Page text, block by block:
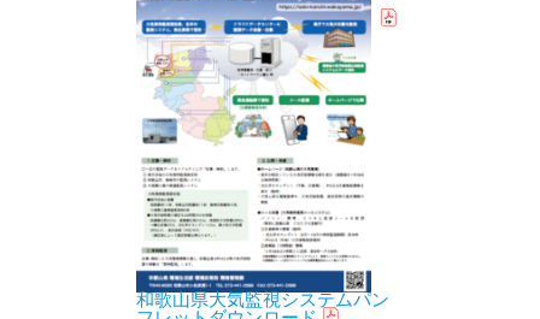
和歌山県大気監視システムパン